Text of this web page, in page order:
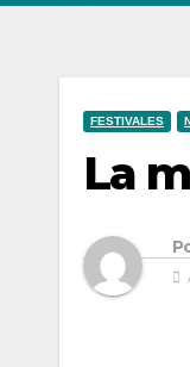
FESTIVALES
La